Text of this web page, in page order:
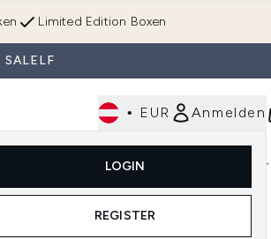
Limited Edition Boxen
SALELF
• EUR Anmelden
LOGIN
REGISTER
Untermenü Anmelden (Accessoires & Tools)
Im Trend & Neu Männer